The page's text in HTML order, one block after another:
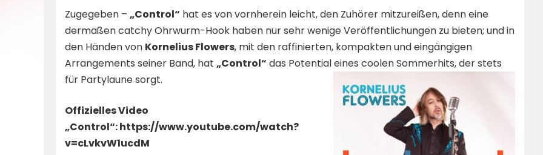
Zugegeben – „Control“ hat es von vornherein leicht, den Zuhörer mitzureißen, denn eine
dermaßen catchy Ohrwurm-Hook haben nur sehr wenige Veröffentlichungen zu bieten; und in
den Händen von Kornelius Flowers, mit den raffinierten, kompakten und eingängigen
Arrangements seiner Band, hat „Control“ das Potential eines coolen Sommerhits, der stets
für Partylaune sorgt.
Offizielles Video
„Control“:https://www.youtube.com/watch?
v=cLvkvW1ucdM